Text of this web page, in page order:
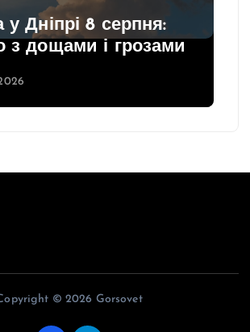
у Дніпрі 8 серпня:
з дощами і грозами
© 2026 Gorsovet